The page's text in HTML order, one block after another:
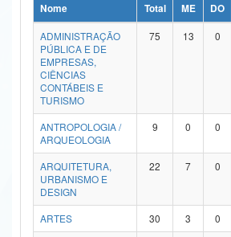
Ministério da Ciência, Tecnologia, Inovações e
Ministério do Meio Ambiente
Ministério do Turismo
Ministério do Desenvolvimento Regional
Controladoria-Geral da União
Ministério da Mulher, da Família e dos Direitos
Nome Total ME DO
ADMINISTRAÇÃO
PÚBLICA E DE
EMPRESAS,
CIÊNCIAS
CONTÁBEIS E
TURISMO
75 13 0
ANTROPOLOGIA /
ARQUEOLOGIA
9 0 0
ARQUITETURA,
URBANISMO E
DESIGN
22 7 0
ARTES 30 3 0